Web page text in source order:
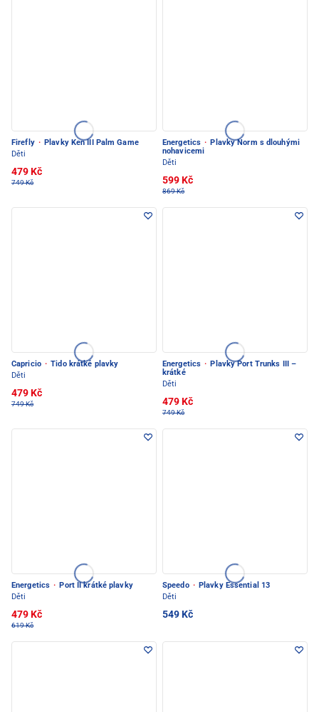
Firefly · Plavky Ken III Palm Game
Děti
479 Kč
749 Kč
Energetics · Plavky Norm s dlouhými
nohavicemi
Děti
599 Kč
869 Kč
Capricio · Tido krátké plavky
Děti
479 Kč
749 Kč
Energetics · Plavky Port Trunks III –
krátké
Děti
479 Kč
749 Kč
Energetics · Port II krátké plavky
Děti
479 Kč
619 Kč
Speedo · Plavky Essential 13
Děti
549 Kč